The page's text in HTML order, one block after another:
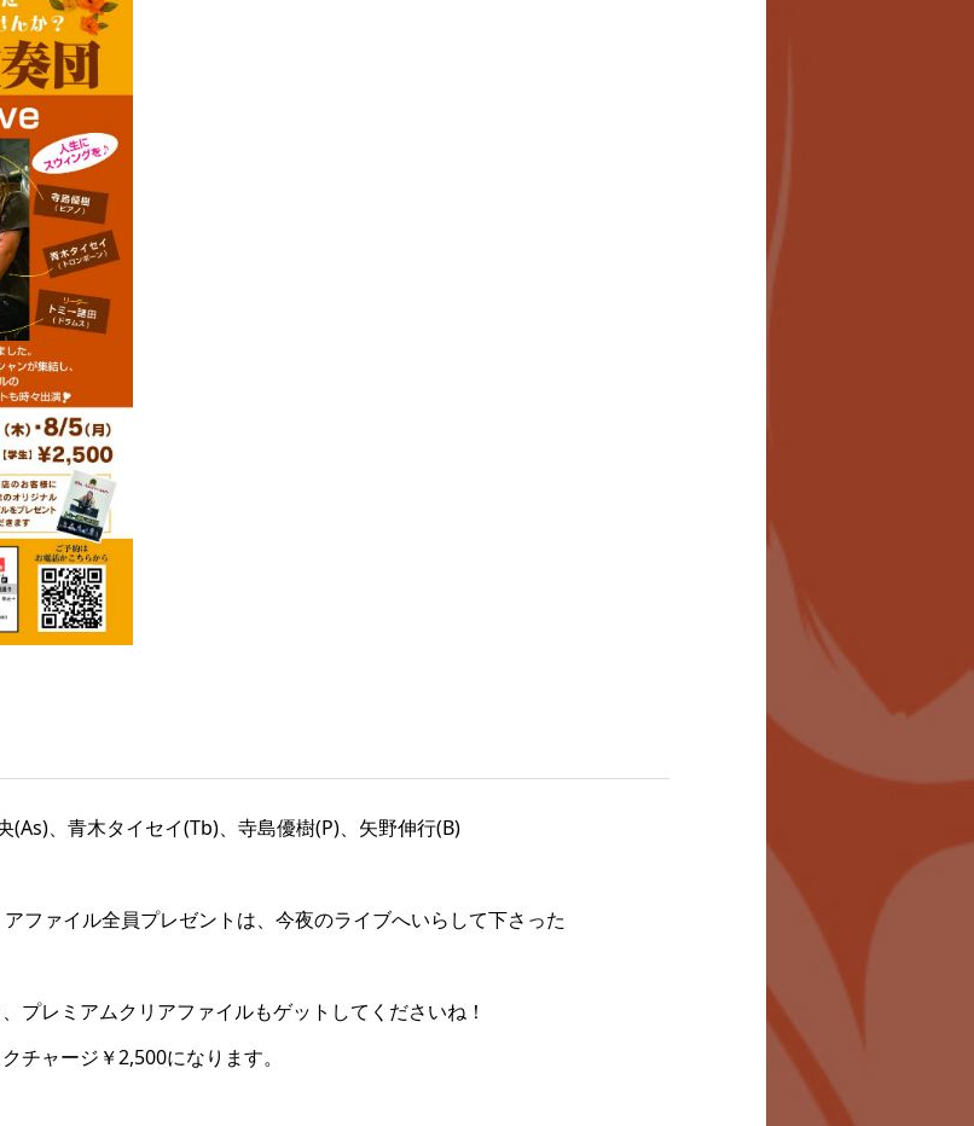
(As)、青木タイセイ(Tb)、寺島優樹(P)、矢野伸行(B)
ファイル全員プレゼントは、今夜のライブへいらして下さった
プレミアムクリアファイルもゲットしてくださいね！
チャージ￥2,500になります。